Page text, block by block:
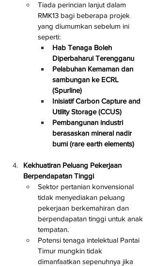
Tiada perincian lanjut dalam
RMK13 bagi beberapa projek
yang diumumkan sebelum ini
seperti:
Hab Tenaga Boleh
Diperbaharui Terengganu
Pelabuhan Kemaman dan
sambungan ke ECRL
(Spurline)
Inisiatif Carbon Capture and
Utility Storage (CCUS)
Pembangunan industri
berasaskan mineral nadir
bumi (rare earth elements)
Kekhuatiran Peluang Pekerjaan
Berpendapatan Tinggi
Sektor pertanian konvensional
tidak menyediakan peluang
pekerjaan berkemahiran dan
berpendapatan tinggi untuk anak
tempatan.
Potensi tenaga intelektual Pantai
Timur mungkin tidak
dimanfaatkan sepenuhnya jika